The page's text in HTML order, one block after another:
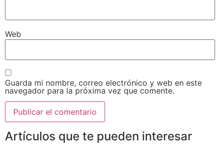
Web
Guarda mi nombre, correo electrónico y web en este
navegador para la próxima vez que comente.
Artículos que te pueden interesar